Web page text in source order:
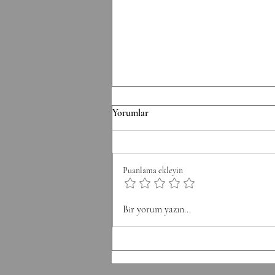
TH/060826 Workout
Strength Bench Press 5-5-5-5-5
Conditioning AMRAP 12' 6 Chest
to Bar 12 DB Snatch 40 Double
Unders Accessory
Yorumlar
Puanlama ekleyin
Bir yorum yazın...